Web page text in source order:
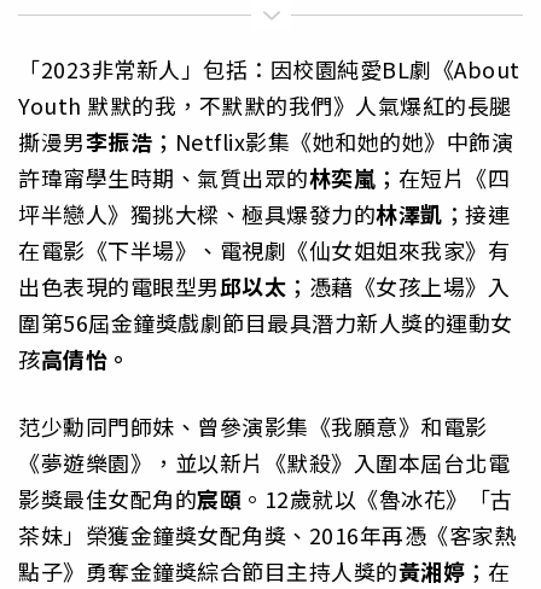
「2023非常新人」包括：因校園純愛BL劇《About
Youth 默默的我，不默默的我們》人氣爆紅的長腿
撕漫男李振浩 ；Netflix影集《她和她的她》中飾演
許瑋甯學生時期、氣質出眾的林奕嵐 ；在短片《四
坪半戀人》獨挑大樑、極具爆發力的林澤凱 ；接連
在電影《下半場》、電視劇《仙女姐姐來我家》有
出色表現的電眼型男邱以太 ；憑藉《女孩上場》入
圍第56屆金鐘獎戲劇節目最具潛力新人獎的運動女
孩高倩怡。
范少勳同門師妹、曾參演影集《我願意》和電影
《夢遊樂園》，並以新片《默殺》入圍本屆台北電
影獎最佳女配角的宸頤 。12歲就以《魯冰花》「古
茶妹」榮獲金鐘獎女配角獎、2016年再憑《客家熱
點子》勇奪金鐘獎綜合節目主持人獎的黃湘婷 ；在